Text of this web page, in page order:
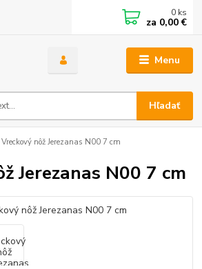
Menu
Hľadať
0 ks
za 0,00 €
Vreckový nôž Jerezanas N00 7 cm
Jerezanas N00 7 cm